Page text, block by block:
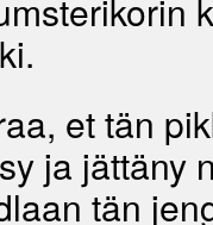
et tän
ja jättäny
tän